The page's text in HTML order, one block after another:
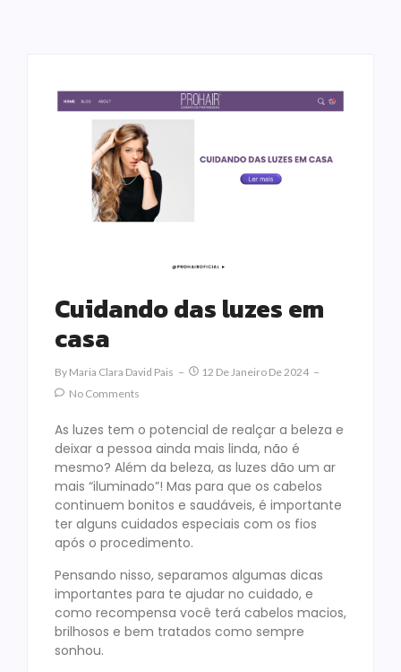
Cuidando das luzes em
casa
By Maria Clara David Pais
12 De Janeiro De 2024
No Comments
As luzes tem o potencial de realçar a beleza e
deixar a pessoa ainda mais linda, não é
mesmo? Além da beleza, as luzes dão um ar
mais “iluminado”! Mas para que os cabelos
continuem bonitos e saudáveis, é importante
ter alguns cuidados especiais com os fios
após o procedimento.
Pensando nisso, separamos algumas dicas
importantes para te ajudar no cuidado, e
como recompensa você terá cabelos macios,
brilhosos e bem tratados como sempre
sonhou.